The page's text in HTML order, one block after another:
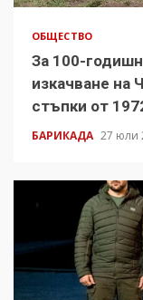
ОБЩЕСТВО
За 100-
изкачване на
стъпки от
БАРИКАДА 27 юли